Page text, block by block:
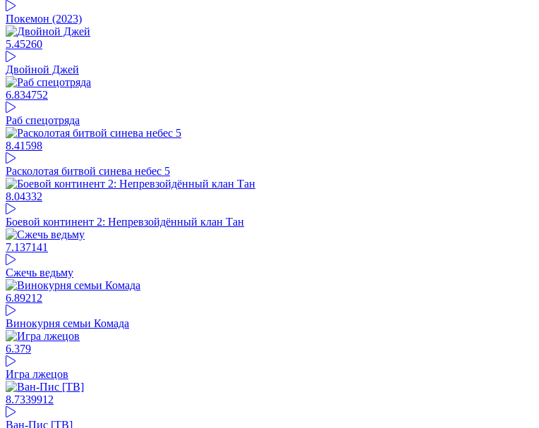
Покемон (2023)
5.45260
Двойной Джей
6.834752
Раб спецотряда
8.41 598
Расколотая битвой синева небес 5
8.04332
Боевой континент 2: Непревзойдённый клан Тан
7.137141
Сжечь ведьму
6.89212
Винокурня семьи Комада
6.379
Игра лжецов
8.7339912
Ван-Пис [ТВ]